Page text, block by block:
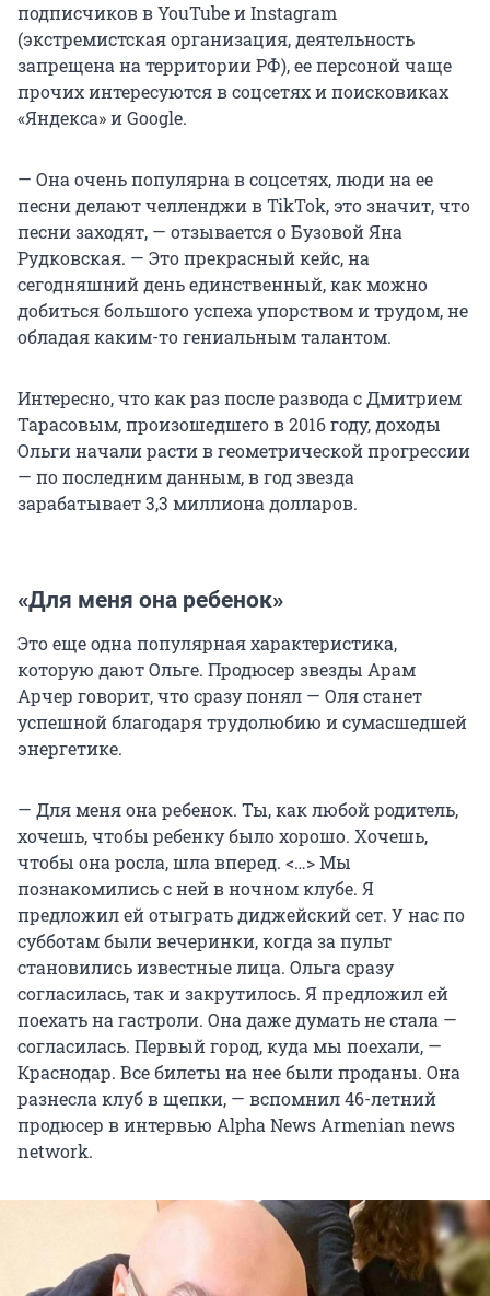
подписчиков в YouTube и Instagram
(экстремистская организация, деятельность
запрещена на территории РФ), ее персоной чаще
прочих интересуются в соцсетях и поисковиках
«Яндекса» и Google.
— Она очень популярна в соцсетях, люди на ее
песни делают челленджи в TikTok, это значит, что
песни заходят, — отзывается о Бузовой Яна
Рудковская. — Это прекрасный кейс, на
сегодняшний день единственный, как можно
добиться большого успеха упорством и трудом, не
обладая каким-то гениальным талантом.
Интересно, что как раз после развода с Дмитрием
Тарасовым, произошедшего в 2016 году, доходы
Ольги начали расти в геометрической прогрессии
— по последним данным, в год звезда
зарабатывает 3,3 миллиона долларов.
«Для меня она ребенок»
Это еще одна популярная характеристика,
которую дают Ольге. Продюсер звезды Арам
Арчер говорит, что сразу понял — Оля станет
успешной благодаря трудолюбию и сумасшедшей
энергетике.
— Для меня она ребенок. Ты, как любой родитель,
хочешь, чтобы ребенку было хорошо. Хочешь,
чтобы она росла, шла вперед. <…> Мы
познакомились с ней в ночном клубе. Я
предложил ей отыграть диджейский сет. У нас по
субботам были вечеринки, когда за пульт
становились известные лица. Ольга сразу
согласилась, так и закрутилось. Я предложил ей
поехать на гастроли. Она даже думать не стала —
согласилась. Первый город, куда мы поехали, —
Краснодар. Все билеты на нее были проданы. Она
разнесла клуб в щепки, — вспомнил 46-летний
продюсер в интервью Alpha News Armenian news
network.